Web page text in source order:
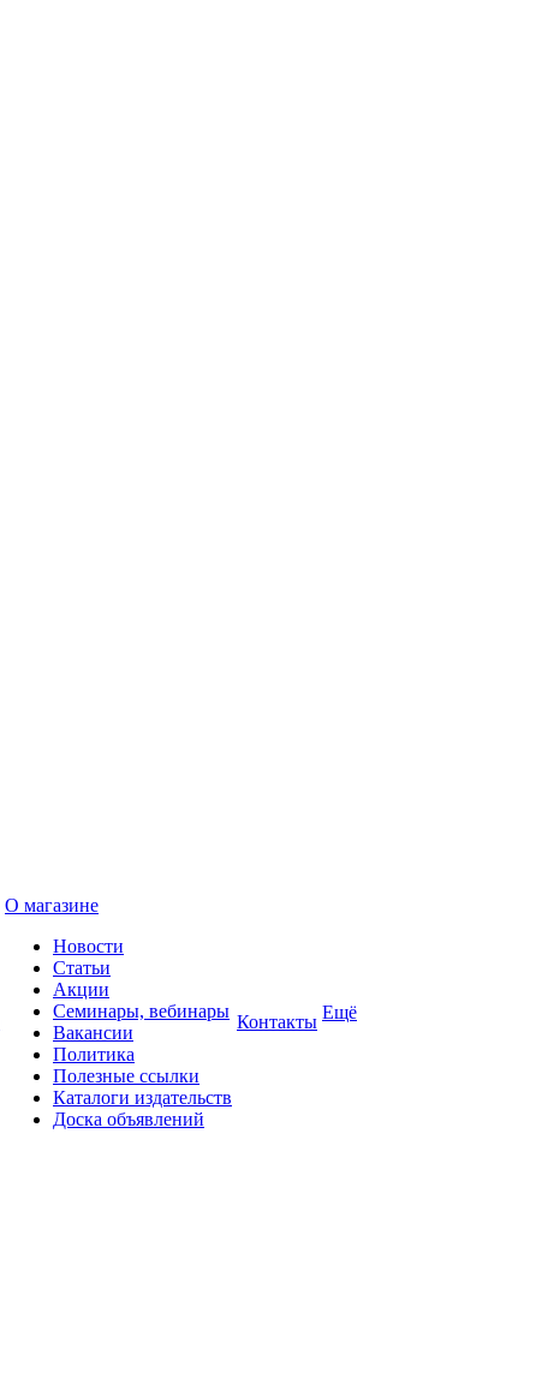
О магазине
Новости
Статьи
Акции
Семинары, вебинары
Вакансии
Политика
Полезные ссылки
Каталоги издательств
Доска объявлений
Контакты Ещё